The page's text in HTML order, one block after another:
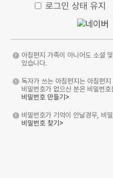
로그인 상태 유지
아침편지 가족이 아니어도 소셜
있습니다.
독자가 쓰는 아침편지는 아침편
비밀번호가 없으신 분은 비밀번
비밀번호 만들기>
비밀번호가 기억이 안날경우, 비
비밀번호 찾기>